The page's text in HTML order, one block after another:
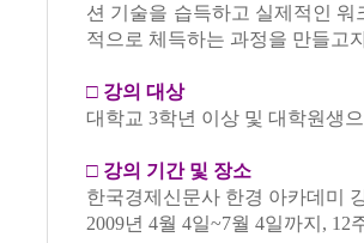
션 기술을 습득하고 실제적인
적으로 체득하는 과정을 만들고
□ 강의 대상
대학교 3학년 이상 및 대학원생
□ 강의 기간 및 장소
한국경제신문사 한경 아카데미
2009년 4월 4일~7월 4일까지, 12